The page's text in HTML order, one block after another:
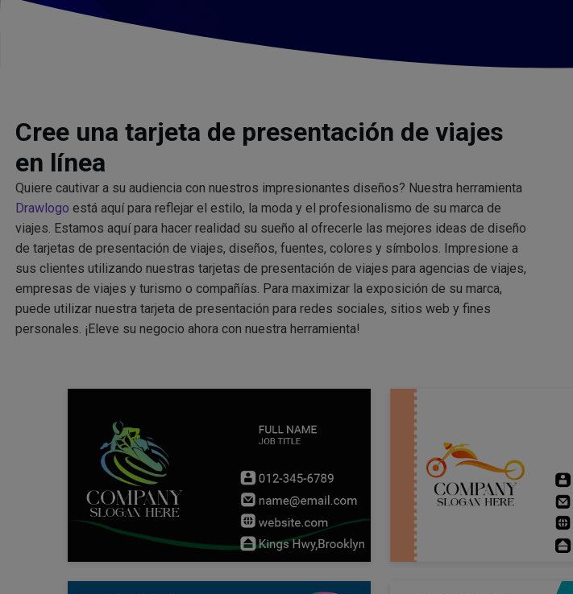
Cree una tarjeta de presentación de viajes
en línea
Quiere cautivar a su audiencia con nuestros impresionantes diseños? Nuestra herramienta
Drawlogo está aquí para reflejar el estilo, la moda y el profesionalismo de su marca de
viajes. Estamos aquí para hacer realidad su sueño al ofrecerle las mejores ideas de diseño
de tarjetas de presentación de viajes, diseños, fuentes, colores y símbolos. Impresione a
sus clientes utilizando nuestras tarjetas de presentación de viajes para agencias de viajes,
empresas de viajes y turismo o compañías. Para maximizar la exposición de su marca,
puede utilizar nuestra tarjeta de presentación para redes sociales, sitios web y fines
personales. ¡Eleve su negocio ahora con nuestra herramienta!